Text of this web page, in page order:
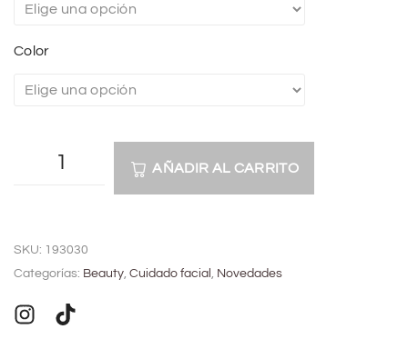
Color
AÑADIR AL CARRITO
t
r
SKU: 193030
Categorías: Beauty, Cuidado facial , Novedades